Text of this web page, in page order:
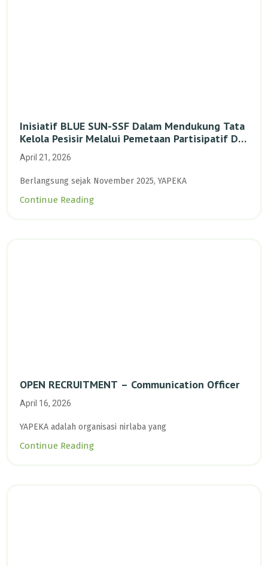
Inisiatif BLUE SUN-SSF Dalam Mendukung Tata
Kelola Pesisir Melalui Pemetaan Partisipatif Di
Enam Desa Kepulauan Riau
April 21, 2026
Berlangsung sejak November 2025, YAPEKA
Continue Reading
OPEN RECRUITMENT – Communication Officer
April 16, 2026
YAPEKA adalah organisasi nirlaba yang
Continue Reading